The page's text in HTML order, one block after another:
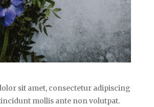
sit amet, consectetur adipiscing
mollis ante non volutpat.